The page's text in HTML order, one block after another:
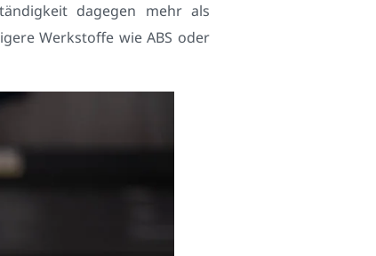
dagegen mehr als
Werkstoffe wie ABS oder